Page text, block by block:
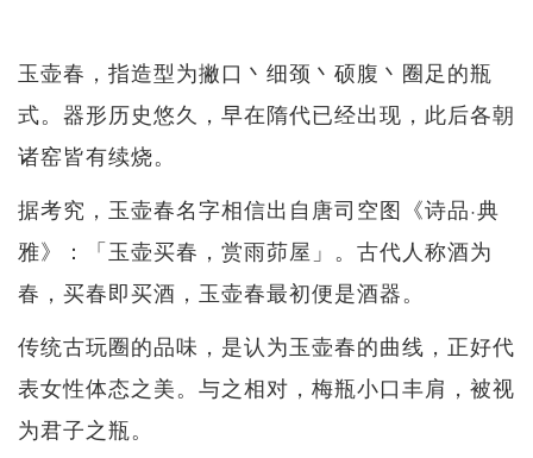
玉壶春，指造型为撇口丶细颈丶硕腹丶圈足的瓶
式。器形历史悠久，早在隋代已经出现，此后各朝
诸窑皆有续烧。
据考究，玉壶春名字相信出自唐司空图《诗品·典
雅》：「玉壶买春，赏雨茆屋」。古代人称酒为
春，买春即买酒，玉壶春最初便是酒器。
传统古玩圈的品味，是认为玉壶春的曲线，正好代
表女性体态之美。与之相对，梅瓶小口丰肩，被视
为君子之瓶。